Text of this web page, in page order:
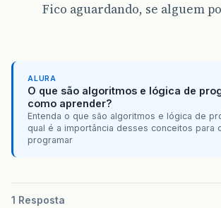
Fico aguardando, se alguem
ALURA
O que são algoritmos e lógica de
como aprender?
Entenda o que são algoritmos e lógica de
qual é a importância desses conceitos para
programar
1 Resposta